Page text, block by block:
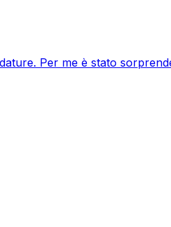
Per me è stato